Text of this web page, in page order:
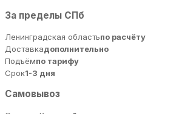
За пределы СПб
Ленинградская областьпо расчёту
Доставкадополнительно
Подъёмпо тарифу
Срок1-3 дня
Самовывоз